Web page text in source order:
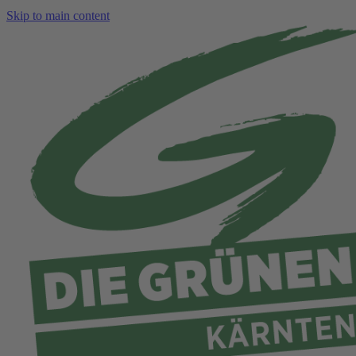
Skip to main content